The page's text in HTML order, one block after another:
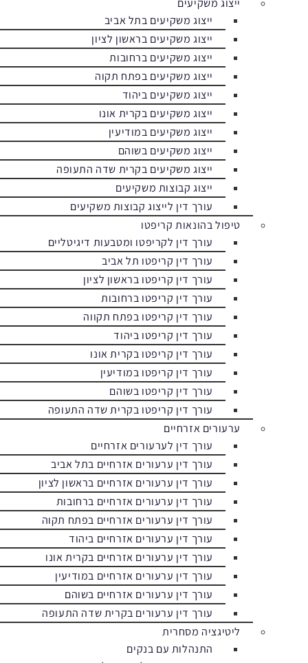
ייצוג משקיעים
ייצוג משקיעים בתל אביב
ייצוג משקיעים בראשון לציון
ייצוג משקיעים ברחובות
ייצוג משקיעים בפתח תקוה
ייצוג משקיעים ביהוד
ייצוג משקיעים בקרית אונו
ייצוג משקיעים במודיעין
ייצוג משקיעים בשוהם
ייצוג משקיעים בקרית שדה התעופה
ייצוג קבוצות משקיעים
עורך דין לייצוג קבוצות משקיעים
טיפול בהונאות קריפטו
עורך דין לקריפטו ומטבעות דיגיטליים
עורך דין קריפטו תל אביב
עורך דין קריפטו בראשון לציון
עורך דין קריפטו ברחובות
עורך דין קריפטו בפתח תקווה
עורך דין קריפטו ביהוד
עורך דין קריפטו בקרית אונו
עורך דין קריפטו במודיעין
עורך דין קריפטו בשוהם
עורך דין קריפטו בקרית שדה התעופה
ערעורים אזרחיים
עורך דין לערעורים אזרחיים
עורך דין ערעורים אזרחיים בתל אביב
עורך דין ערעורים אזרחיים בראשון לציון
עורך דין ערעורים אזרחיים ברחובות
עורך דין ערעורים אזרחיים בפתח תקוה
עורך דין ערעורים אזרחיים ביהוד
עורך דין ערעורים אזרחיים בקרית אונו
עורך דין ערעורים אזרחיים במודיעין
עורך דין ערעורים אזרחיים בשוהם
עורך דין ערעורים בקרית שדה התעופה
ליטיגציה מסחרית
התנהלות עם בנקים